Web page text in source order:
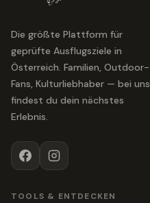
Die größte Plattform für
geprüfte Ausflugsziele in
Österreich. Familien, Outdoor-
Fans, Kulturliebhaber — bei uns
findest du dein nächstes
Erlebnis.
TOOLS & ENTDECKEN